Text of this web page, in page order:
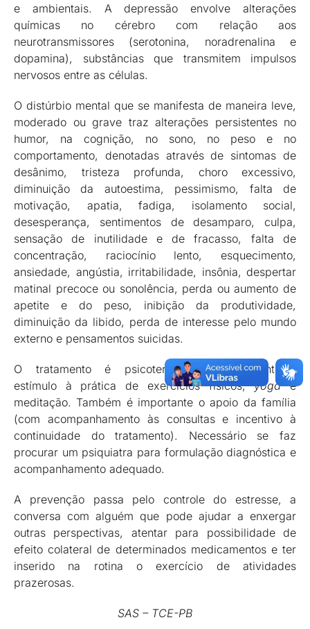
e ambientais. A depressão envolve alterações
químicas no cérebro com relação aos
neurotransmissores (serotonina, noradrenalina e
dopamina), substâncias que transmitem impulsos
nervosos entre as células.
O distúrbio mental que se manifesta de maneira leve,
moderado ou grave traz alterações persistentes no
humor, na cognição, no sono, no peso e no
comportamento, denotadas através de sintomas de
desânimo, tristeza profunda, choro excessivo,
diminuição da autoestima, pessimismo, falta de
motivação, apatia, fadiga, isolamento social,
desesperança, sentimentos de desamparo, culpa,
sensação de inutilidade e de fracasso, falta de
concentração, raciocínio lento, esquecimento,
ansiedade, angústia, irritabilidade, insônia, despertar
matinal precoce ou sonolência, perda ou aumento de
apetite e do peso, inibição da produtividade,
diminuição da libido, perda de interesse pelo mundo
externo e pensamentos suicidas.
O tratamento é psicoterápico, medicamentoso,
estímulo à prática de exercícios físicos,yogae
meditação. Também é importante o apoio da família
(com acompanhamento às consultas e incentivo à
continuidade do tratamento). Necessário se faz
procurar um psiquiatra para formulação diagnóstica e
acompanhamento adequado.
A prevenção passa pelo controle do estresse, a
conversa com alguém que pode ajudar a enxergar
outras perspectivas, atentar para possibilidade de
efeito colateral de determinados medicamentos e ter
inserido na rotina o exercício de atividades
prazerosas.
SAS – TCE-PB